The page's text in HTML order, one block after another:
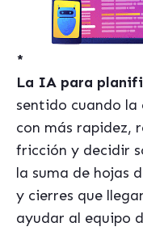
*
La IA para
sentido cuando la
con más rapidez,
fricción y decidir
la suma de hojas
y cierres que
ayudar al equipo